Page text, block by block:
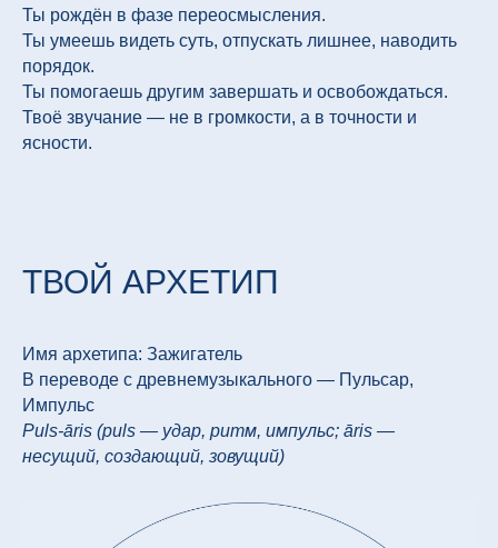
Ты рождён в фазе переосмысления.
Ты умеешь видеть суть, отпускать лишнее, наводить
порядок.
Ты помогаешь другим завершать и освобождаться.
Твоё звучание — не в громкости, а в точности и
ясности.
ТВОЙ АРХЕТИП
Имя архетипа: Зажигатель
В переводе с древнемузыкального — Пульсар,
Импульс
Puls-āris (puls — удар, ритм, импульс; āris —
несущий, создающий, зовущий)